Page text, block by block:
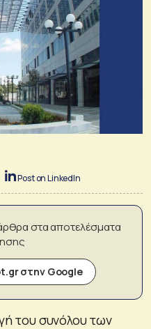
Post on LinkedIn
στα αποτελέσματα
στην Google
του συνόλου των